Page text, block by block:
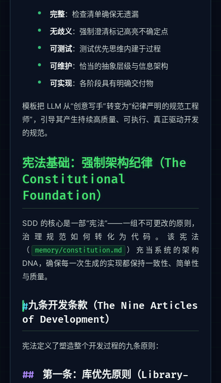
完整：检查清单确保无遗漏
无歧义：强制澄清标记高亮不确定点
可测试：测试优先思维内建于过程
可维护：恰当的抽象层级与信息架构
可实现：各阶段具有明确交付物
模板把 LLM 从“创意写手”转变为“纪律严明的规范工程
师”，引导其产生持续高质量、可执行、真正驱动开发
的规范。
宪法基础：强制架构纪律（The
Constitutional
Foundation）
SDD 的核心是一部“宪法”——一组不可更改的原则，
治理规范如何转化为代码。该宪法
（
memory/constitution.md
）充当系统的架构
DNA，确保每一次生成的实现都保持一致性、简单性
与质量。
九条开发条款（The Nine Articles
of Development）
宪法定义了塑造整个开发过程的九条原则：
第一条：库优先原则（Library-